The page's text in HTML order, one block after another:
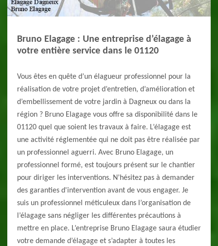
Bruno Elagage : Une entreprise d’élagage à
votre entière service dans le 01120
Vous êtes en quête d’un élagueur professionnel pour la
réalisation de votre projet d’entretien, d’amélioration et
d’embellissement de votre jardin à Dagneux ou dans la
région ? Bruno Elagage vous offre sa disponibilité dans le
01120 quel que soient les travaux à faire. L’élagage est
une activité réglementée qui ne doit pas être réalisée par
un professionnel aguerri. Avec Bruno Elagage, un
professionnel formé, est toujours présent sur le chantier
pour diriger les interventions. N’hésitez pas à demander
des garanties d'intervention avant de vous engager. Je
suis un professionnel méticuleux dans l’organisation de
l’élagage sans négliger les différentes précautions à
mettre en place. L’entreprise Bruno Elagage saura étudier
votre demande d’élagage et s’adapter à toutes les